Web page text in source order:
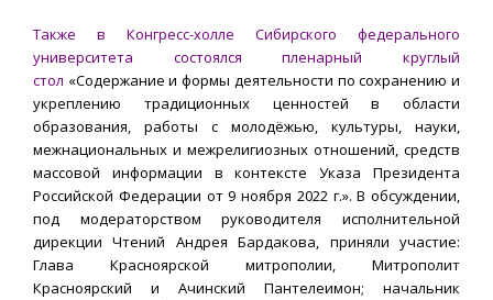
Также в Конгресс-холле Сибирского федерального
университета состоялся пленарный круглый
стол «Содержание и формы деятельности по сохранению и
укреплению традиционных ценностей в области
образования, работы с молодёжью, культуры, науки,
межнациональных и межрелигиозных отношений, средств
массовой информации в контексте Указа Президента
Российской Федерации от 9 ноября 2022 г.». В обсуждении,
под модераторством руководителя исполнительной
дирекции Чтений Андрея Бардакова, приняли участие:
Глава Красноярской митрополии, Митрополит
Красноярский и Ачинский Пантелеимон; начальник